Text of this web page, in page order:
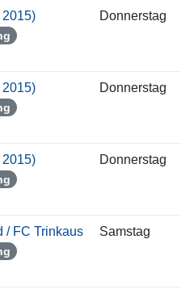
2015) Donnerstag
2015) Donnerstag
2015) Donnerstag
/ FC Trinkaus Samstag